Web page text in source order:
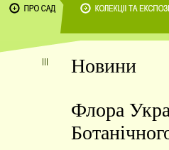
Новини
Флора